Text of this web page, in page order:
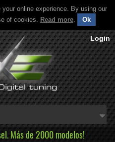
online experience. By using our
of cookies. Read more. Ok
Login
Más de 2000 modelos!